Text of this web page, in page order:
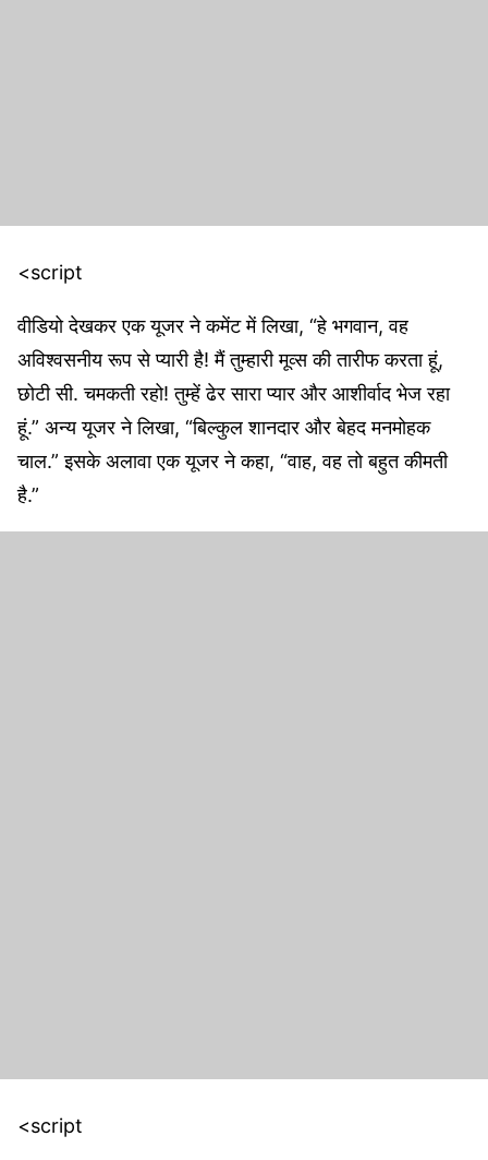
<script
वीडियो देखकर एक यूजर ने कमेंट में लिखा, “हे भगवान, वह
अविश्वसनीय रूप से प्यारी है! मैं तुम्हारी मूव्स की तारीफ करता हूं,
छोटी सी. चमकती रहो! तुम्हें ढेर सारा प्यार और आशीर्वाद भेज रहा
हूं.” अन्य यूजर ने लिखा, “बिल्कुल शानदार और बेहद मनमोहक
चाल.” इसके अलावा एक यूजर ने कहा, “वाह, वह तो बहुत कीमती
है.”
<script